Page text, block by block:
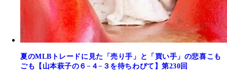
夏のMLBトレードに見た「売り手」と「買い手」の悲喜こも
ごも【山本萩子の６−４−３を待ちわびて】第230回